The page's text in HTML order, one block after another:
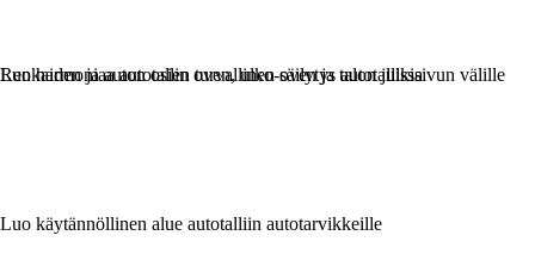
Renkaiden ja auton osien turvallinen säilytys autotallissa
Luo käytännöllinen alue autotalliin autotarvikkeille
Luo harmoniaa autotallin oven, ulko-oven ja talon julkisivun välille